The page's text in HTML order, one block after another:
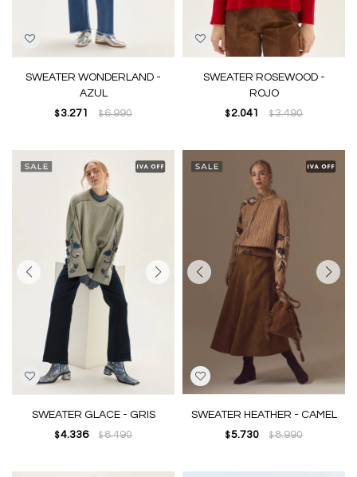
SWEATER WONDERLAND -
AZUL
$ 3.271 $6.990
SWEATER ROSEWOOD -
ROJO
$ 2.041 $3.490
SWEATER GLACE - GRIS
$ 4.336 $8.490
SWEATER HEATHER - CAMEL
$ 5.730 $8.990